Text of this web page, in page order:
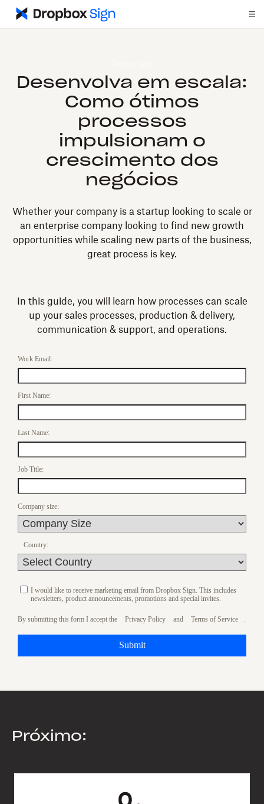
Desenvolva em escala:
Como ótimos
processos
impulsionam o
crescimento dos
negócios
Whether your company is a startup looking to scale or
an enterprise company looking to find new growth
opportunities while scaling new parts of the business,
great process is key.
In this guide, you will learn how processes can scale
up your sales processes, production & delivery,
communication & support, and operations.
Work Email:
First Name:
Last Name:
Job Title:
Company size:
Country:
I would like to receive marketing email from Dropbox Sign. This includes
newsletters, product announcements, promotions and special invites.
By submitting this form I accept the Privacy Policy and Terms of Service
Submit
Próximo: